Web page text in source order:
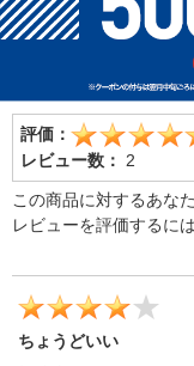
評価：
レビュー数：
2
この商品に対するあな
レビューを評価するには
ちょうどいい